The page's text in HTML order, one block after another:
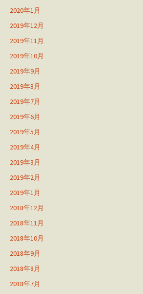
2020年1月
2019年12月
2019年11月
2019年10月
2019年9月
2019年8月
2019年7月
2019年6月
2019年5月
2019年4月
2019年3月
2019年2月
2019年1月
2018年12月
2018年11月
2018年10月
2018年9月
2018年8月
2018年7月